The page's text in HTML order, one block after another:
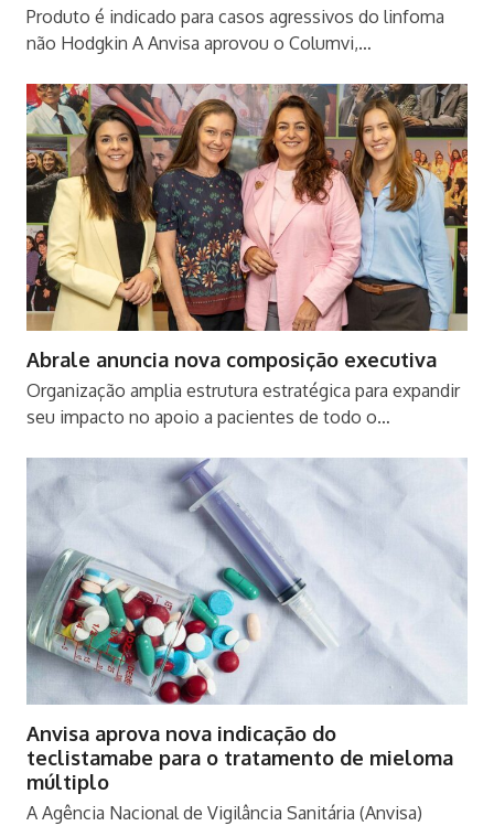
Produto é indicado para casos agressivos do linfoma
não Hodgkin A Anvisa aprovou o Columvi,…
Abrale anuncia nova composição executiva
Organização amplia estrutura estratégica para expandir
seu impacto no apoio a pacientes de todo o…
Anvisa aprova nova indicação do
teclistamabe para o tratamento de mieloma
múltiplo
A Agência Nacional de Vigilância Sanitária (Anvisa)